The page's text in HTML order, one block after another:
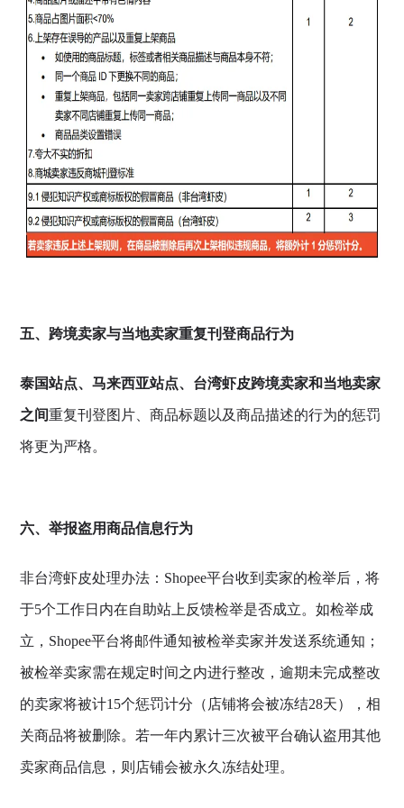
五、跨境卖家与当地卖家重复刊登商品行为
泰国站点、马来西亚站点、台湾虾皮跨境卖家和当地卖家
之间重复刊登图片、商品标题以及商品描述的行为的惩罚
将更为严格。
六、举报盗用商品信息行为
非台湾虾皮处理办法：Shopee平台收到卖家的检举后，将
于5个工作日内在自助站上反馈检举是否成立。如检举成
立，Shopee平台将邮件通知被检举卖家并发送系统通知；
被检举卖家需在规定时间之内进行整改，逾期未完成整改
的卖家将被计15个惩罚计分（店铺将会被冻结28天），相
关商品将被删除。若一年内累计三次被平台确认盗用其他
卖家商品信息，则店铺会被永久冻结处理。